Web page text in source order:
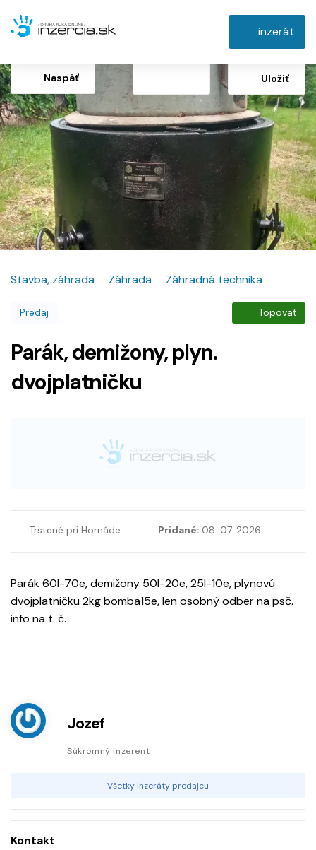
inzerát
Naspäť Uložiť
Stavba, záhrada Záhrada Záhradná technika
Predaj Topovať
Parák, demižony, plyn.
dvojplatničku
Trstené pri Hornáde Pridané: 08. 07. 2026
Parák 60l-70e, demižony 50l-20e, 25l-10e, plynovú
dvojplatničku 2kg bomba15e, len osobný odber na psč.
info na t. č.
Jozef
Súkromný inzerent
Všetky inzeráty predajcu
Kontakt